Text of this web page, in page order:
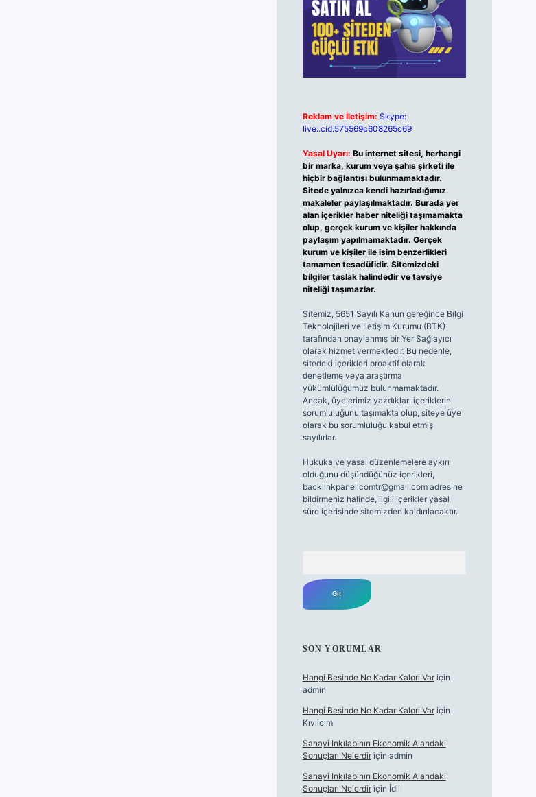
Reklam ve İletişim: Skype:
live:.cid.575569c608265c69
Yasal Uyarı: Bu internet sitesi, herhangi
bir marka, kurum veya şahıs şirketi ile
hiçbir bağlantısı bulunmamaktadır.
Sitede yalnızca kendi hazırladığımız
makaleler paylaşılmaktadır. Burada yer
alan içerikler haber niteliği taşımamakta
olup, gerçek kurum ve kişiler hakkında
paylaşım yapılmamaktadır. Gerçek
kurum ve kişiler ile isim benzerlikleri
tamamen tesadüfidir. Sitemizdeki
bilgiler taslak halindedir ve tavsiye
niteliği taşımazlar.
Sitemiz, 5651 Sayılı Kanun gereğince Bilgi
Teknolojileri ve İletişim Kurumu (BTK)
tarafından onaylanmış bir Yer Sağlayıcı
olarak hizmet vermektedir. Bu nedenle,
sitedeki içerikleri proaktif olarak
denetleme veya araştırma
yükümlülüğümüz bulunmamaktadır.
Ancak, üyelerimiz yazdıkları içeriklerin
sorumluluğunu taşımakta olup, siteye üye
olarak bu sorumluluğu kabul etmiş
sayılırlar.
Hukuka ve yasal düzenlemelere aykırı
olduğunu düşündüğünüz içerikleri,
backlinkpanelicomtr@gmail.comadresine
bildirmeniz halinde, ilgili içerikler yasal
süre içerisinde sitemizden kaldırılacaktır.
SON YORUMLAR
Hangi Besinde Ne Kadar Kalori Variçin
admin
Hangi Besinde Ne Kadar Kalori Variçin
Kıvılcım
Sanayi Inkılabının Ekonomik Alandaki
Sonuçları Nelerdiriçin admin
Sanayi Inkılabının Ekonomik Alandaki
Sonuçları Nelerdiriçin İdil